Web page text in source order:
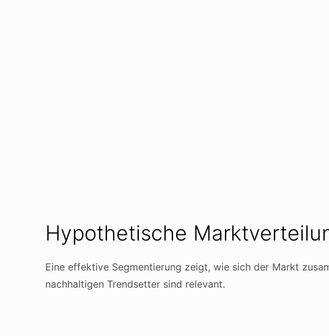
Hypothetische
Eine effektive Segmentierung zeigt, wie sich der Markt
nachhaltigen Trendsetter sind relevant.